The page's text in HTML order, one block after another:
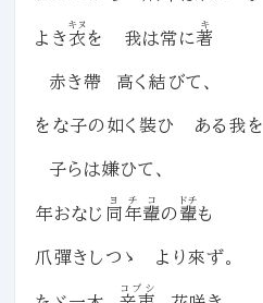
よき衣
キヌ
を 我は常に著
キ
赤き帶 高く結びて、
をな子の如く裝ひ ある我を
子らは嫌ひて、
年おなじ 同年輩
ヨチコ
の 輩
ドチ
も
爪彈きしつゝ より來ず。
コブシ